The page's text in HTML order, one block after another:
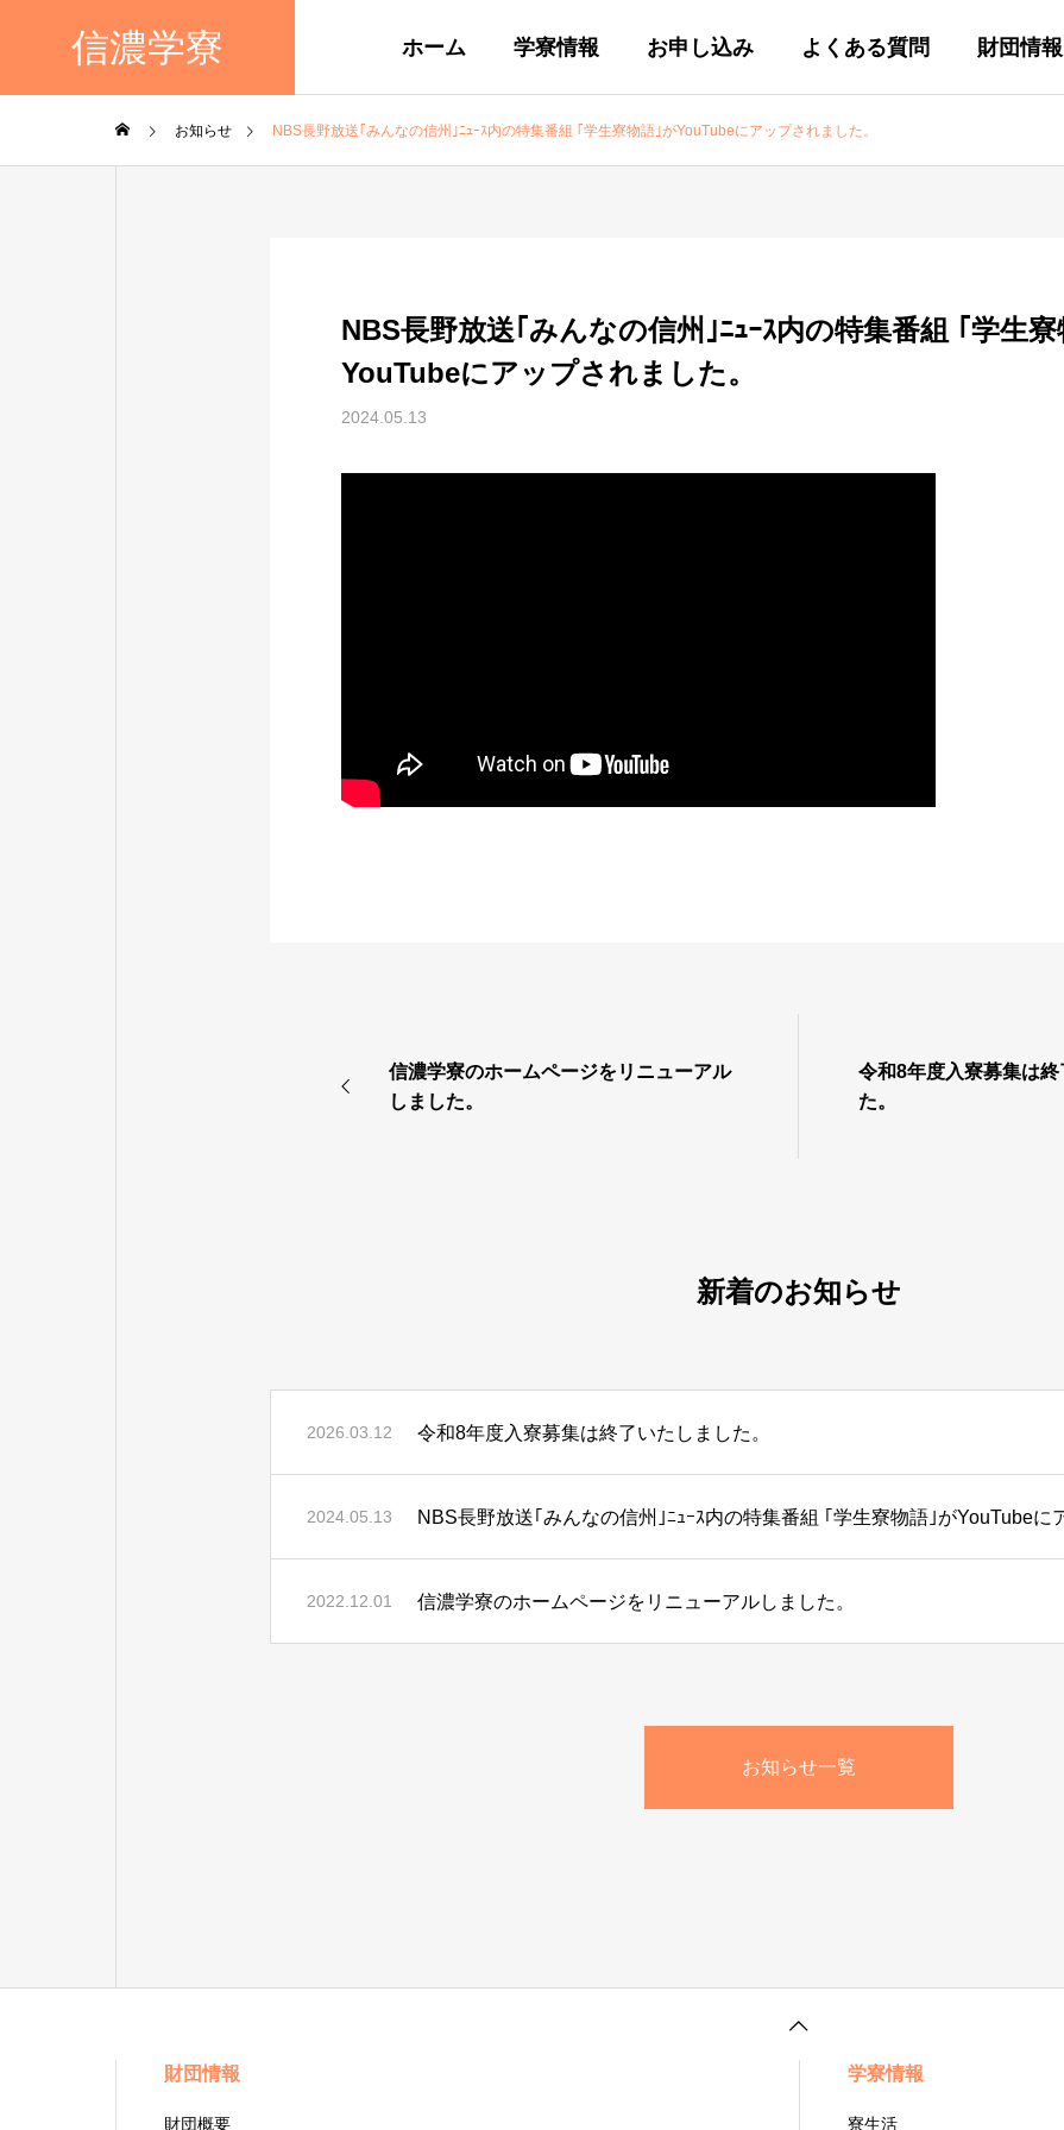
信濃学寮 ホーム 学寮情報 お申し込み よくある質問 財団情報
お知らせ NBS長野放送｢みんなの信州｣ﾆｭｰｽ内の特集番組 ｢学生寮物語｣がYouTubeにアップされました。
NBS長野放送｢みんなの信州｣ﾆｭｰｽ内の特集番組 ｢学生
YouTubeにアップされました。
2024.05.13
信濃学寮のホームページをリニューアル
しました。
令和8年度入寮募集は終
た。
新着のお知らせ
2026.03.12 令和8年度入寮募集は終了いたしました。
2024.05.13 NBS長野放送｢みんなの信州｣ﾆｭｰｽ内の特集番組 ｢学生寮物語｣がYouTubeに
2022.12.01 信濃学寮のホームページをリニューアルしました。
お知らせ一覧
財団情報
財団概要
学寮情報
寮生活